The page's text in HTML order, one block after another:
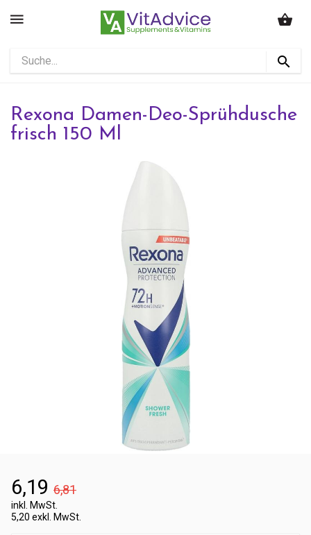
Rexona Damen-Deo-Sprühdusche
frisch 150 Ml
6,19 6,81
inkl. MwSt.
5,20 exkl. MwSt.